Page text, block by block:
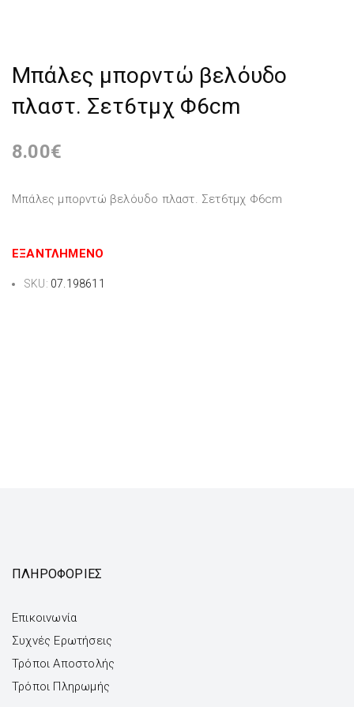
Μπάλες μπορντώ βελόυδο
πλαστ. Σετ6τμχ Φ6cm
8.00€
Μπάλες μπορντώ βελόυδο πλαστ. Σετ6τμχ Φ6cm
ΕΞΑΝΤΛΗΜΈΝΟ
SKU: 07.198611
ΠΛΗΡΟΦΟΡΙΕΣ
Επικοινωνία
Συχνές Ερωτήσεις
Τρόποι Αποστολής
Τρόποι Πληρωμής